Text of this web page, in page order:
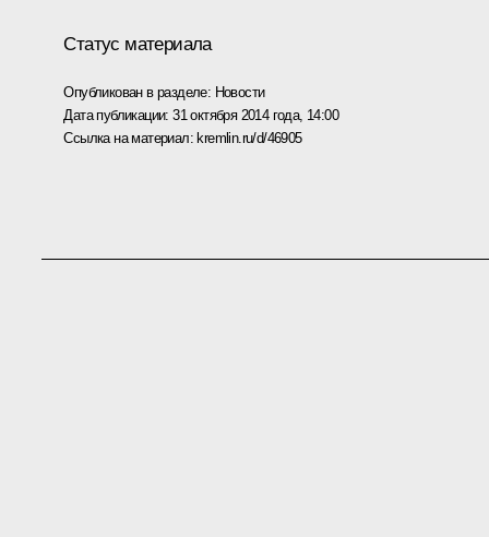
Статус материала
Опубликован в разделе: Новости
Дата публикации:31 октября 2014 года, 14:00
Ссылка на материал: kremlin.ru/d/46905